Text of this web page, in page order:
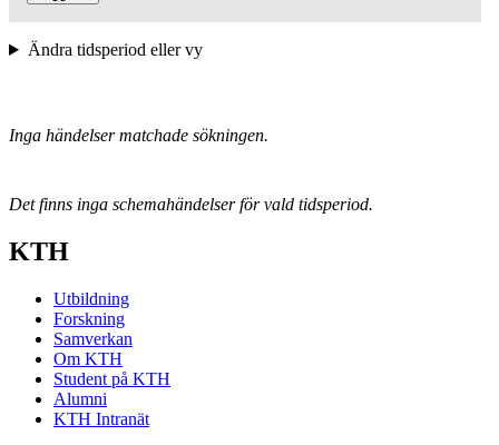
Ändra tidsperiod eller vy
Inga händelser matchade sökningen.
Det finns inga schemahändelser för vald tidsperiod.
KTH
Utbildning
Forskning
Samverkan
Om KTH
Student på KTH
Alumni
KTH Intranät